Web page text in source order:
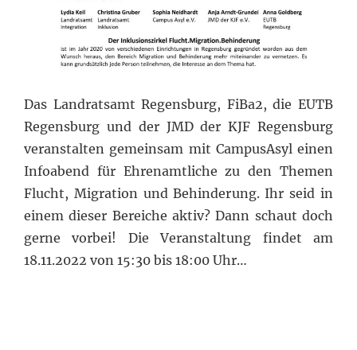
Das Landratsamt Regensburg, FiBa2, die EUTB
Regensburg und der JMD der KJF Regensburg
veranstalten gemeinsam mit CampusAsyl einen
Infoabend für Ehrenamtliche zu den Themen
Flucht, Migration und Behinderung. Ihr seid in
einem dieser Bereiche aktiv? Dann schaut doch
gerne vorbei! Die Veranstaltung findet am
18.11.2022 von 15:30 bis 18:00 Uhr…